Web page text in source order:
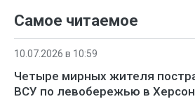
Самое читаемое
10.07.2026 в 10:59
Четыре мирных жителя
ВСУ по левобережью в